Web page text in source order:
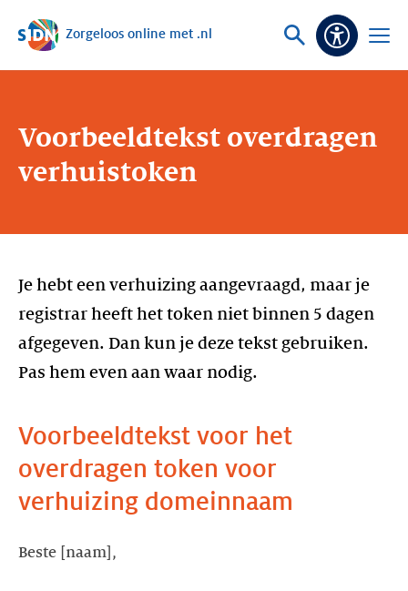
Sla navigatie over
Zorgeloos online met .nl
Vraag
Open
Voorbeeldtekst overdragen
verhuistoken
Je hebt een verhuizing aangevraagd, maar je
registrar heeft het token niet binnen 5 dagen
afgegeven. Dan kun je deze tekst gebruiken.
Pas hem even aan waar nodig.
Voorbeeldtekst voor het
overdragen token voor
verhuizing domeinnaam
Beste [naam],